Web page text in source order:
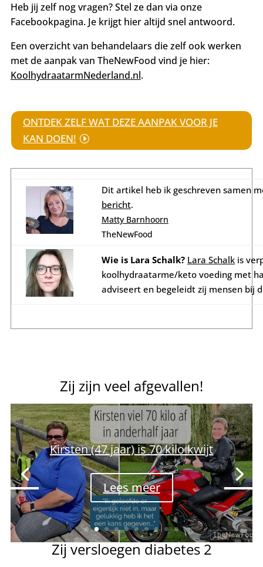
Heb jij zelf nog vragen? Stel ze dan via onze
Facebookpagina. Je krijgt hier altijd snel antwoord.
Een overzicht van behandelaars die zelf ook werken
met de aanpak van TheNewFood vind je hier:
KoolhydraatarmNederland.nl.
ONTDEK ZELF WAT DEZE AANPAK VOOR JE
KAN DOEN!
Dit artikel heb ik geschreven samen
bericht.
Matty Barnhoorn
TheNewFood
Wie is Lara Schalk? Lara Schalkis
koolhydraatarme/keto voeding met
adviseert en begeleidt zij mensen bij
Zij zijn veel afgevallen!
Kirsten (47 jaar) is 70 kilo kwijt
Lees meer
Zij versloegen diabetes 2